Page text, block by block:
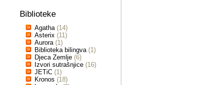
Biblioteke
Agatha (14)
Asterix (11)
Aurora (1)
Biblioteka bilingva (1)
Djeca Zemlje (6)
Izvori sutrašnjice (16)
JETiC (1)
Kronos (18)